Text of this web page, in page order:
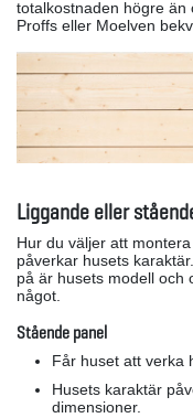
totalkostnaden högre än
Proffs eller Moelven
Liggande eller
Hur du väljer att
påverkar husets
på är husets modell och
något.
Stående panel
Får huset att verka
Husets karaktär
dimensioner.